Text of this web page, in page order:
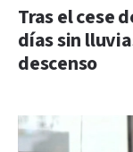
Tras el cese
días sin
descenso